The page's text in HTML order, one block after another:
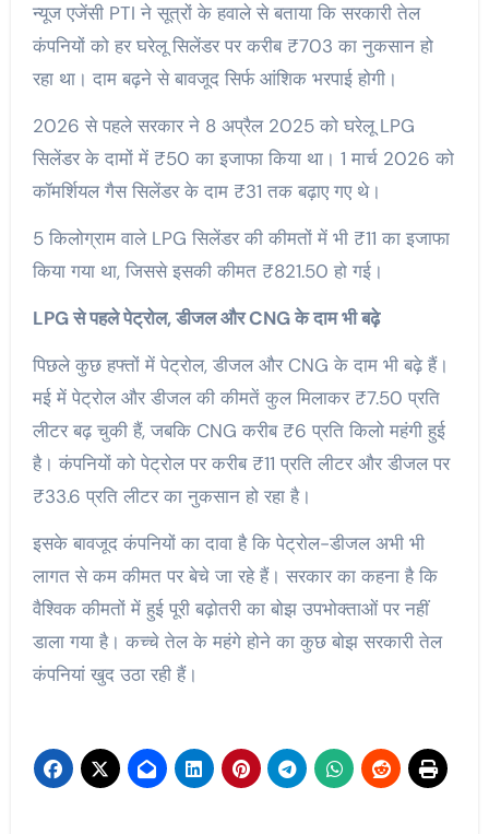
न्यूज एजेंसी PTI ने सूत्रों के हवाले से बताया कि सरकारी तेल
कंपनियों को हर घरेलू सिलेंडर पर करीब ₹703 का नुकसान हो
रहा था। दाम बढ़ने से बावजूद सिर्फ आंशिक भरपाई होगी।
2026 से पहले सरकार ने 8 अप्रैल 2025 को घरेलू LPG
सिलेंडर के दामों में ₹50 का इजाफा किया था। 1 मार्च 2026 को
कॉमर्शियल गैस सिलेंडर के दाम ₹31 तक बढ़ाए गए थे।
5 किलोग्राम वाले LPG सिलेंडर की कीमतों में भी ₹11 का इजाफा
किया गया था, जिससे इसकी कीमत ₹821.50 हो गई।
LPG से पहले पेट्रोल, डीजल और CNG के दाम भी बढ़े
पिछले कुछ हफ्तों में पेट्रोल, डीजल और CNG के दाम भी बढ़े हैं।
मई में पेट्रोल और डीजल की कीमतें कुल मिलाकर ₹7.50 प्रति
लीटर बढ़ चुकी हैं, जबकि CNG करीब ₹6 प्रति किलो महंगी हुई
है। कंपनियों को पेट्रोल पर करीब ₹11 प्रति लीटर और डीजल पर
₹33.6 प्रति लीटर का नुकसान हो रहा है।
इसके बावजूद कंपनियों का दावा है कि पेट्रोल-डीजल अभी भी
लागत से कम कीमत पर बेचे जा रहे हैं। सरकार का कहना है कि
वैश्विक कीमतों में हुई पूरी बढ़ोतरी का बोझ उपभोक्ताओं पर नहीं
डाला गया है। कच्चे तेल के महंगे होने का कुछ बोझ सरकारी तेल
कंपनियां खुद उठा रही हैं।